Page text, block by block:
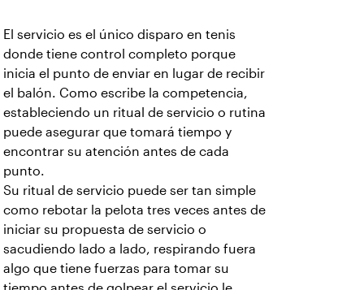
El servicio es el único disparo en tenis
donde tiene control completo porque
inicia el punto de enviar en lugar de recibir
el balón. Como escribe la competencia,
estableciendo un ritual de servicio o rutina
puede asegurar que tomará tiempo y
encontrar su atención antes de cada
punto.
Su ritual de servicio puede ser tan simple
como rebotar la pelota tres veces antes de
iniciar su propuesta de servicio o
sacudiendo lado a lado, respirando fuera
algo que tiene fuerzas para tomar su